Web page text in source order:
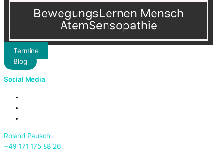
BewegungsLernen Mensch
AtemSensopathie
Termine
Blog
Social Media
Roland Pausch
+49 171 175 88 26